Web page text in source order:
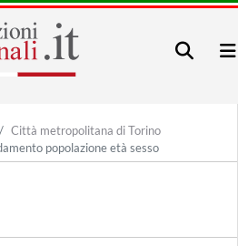
Città metropolitana di Torino
popolazione età sesso